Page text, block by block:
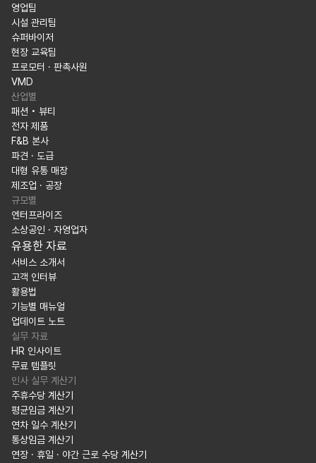
영업팀
시설 관리팀
슈퍼바이저
현장 교육팀
프로모터 · 판촉사원
VMD
산업별
패션 • 뷰티
전자 제품
F&B 본사
파견 · 도급
대형 유통 매장
제조업 · 공장
규모별
엔터프라이즈
소상공인 · 자영업자
유용한 자료
서비스 소개서
고객 인터뷰
활용법
기능별 매뉴얼
업데이트 노트
실무 자료
HR 인사이트
무료 템플릿
인사 실무 계산기
주휴수당 계산기
평균임금 계산기
연차 일수 계산기
통상임금 계산기
연장 · 휴일 · 야간 근로 수당 계산기